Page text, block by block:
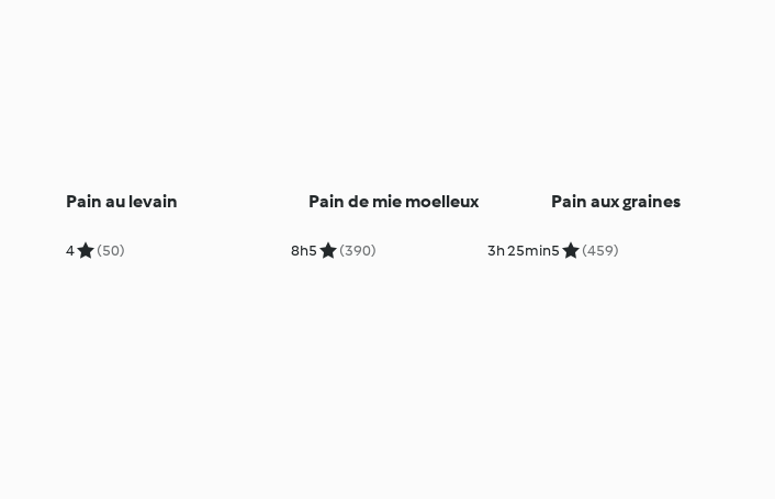
Pain au levain
4 (50) 8h
Pain de mie moelleux
5 (390) 3h 25min
Pain aux graines
5 (459)